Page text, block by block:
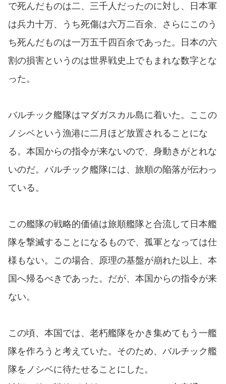
で死んだものは二、三千人だったのに対し、日本軍
は兵力十万、うち死傷は六万二百余、さらにこのう
ち死んだものは一万五千四百余であった。日本の六
割の損害というのは世界戦史上でもまれな数字とな
った。
バルチック艦隊はマダガスカル島に着いた。ここの
ノシベという漁港に二月ほど放置されることにな
る。本国からの指令が来ないので、身動きがとれな
いのだ。バルチック艦隊には、旅順の陥落が伝わっ
ている。
この艦隊の戦略的価値は旅順艦隊と合流して日本艦
隊を撃滅することになるもので、孤軍となっては仕
様もない。この場合、原理の基盤が崩れた以上、本
国へ帰るべきであった。だが、本国からの指令が来
ない。
この頃、本国では、老朽艦隊をかき集めてもう一艦
隊を作ろうと考えていた。そのため、バルチック艦
隊をノシベに待たせることにした。